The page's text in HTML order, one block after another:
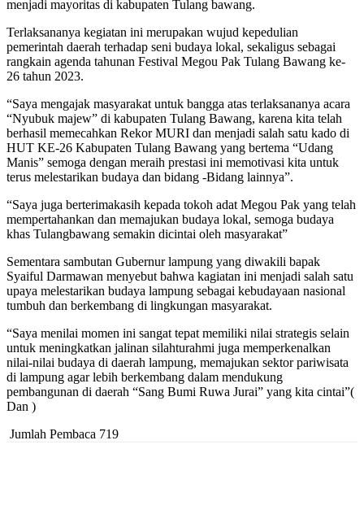
menjadi mayoritas di kabupaten Tulang bawang.
Terlaksananya kegiatan ini merupakan wujud kepedulian
pemerintah daerah terhadap seni budaya lokal, sekaligus sebagai
rangkain agenda tahunan Festival Megou Pak Tulang Bawang ke-
26 tahun 2023.
“Saya mengajak masyarakat untuk bangga atas terlaksananya acara
“Nyubuk majew” di kabupaten Tulang Bawang, karena kita telah
berhasil memecahkan Rekor MURI dan menjadi salah satu kado di
HUT KE-26 Kabupaten Tulang Bawang yang bertema “Udang
Manis” semoga dengan meraih prestasi ini memotivasi kita untuk
terus melestarikan budaya dan bidang -Bidang lainnya”.
“Saya juga berterimakasih kepada tokoh adat Megou Pak yang telah
mempertahankan dan memajukan budaya lokal, semoga budaya
khas Tulangbawang semakin dicintai oleh masyarakat”
Sementara sambutan Gubernur lampung yang diwakili bapak
Syaiful Darmawan menyebut bahwa kagiatan ini menjadi salah satu
upaya melestarikan budaya lampung sebagai kebudayaan nasional
tumbuh dan berkembang di lingkungan masyarakat.
“Saya menilai momen ini sangat tepat memiliki nilai strategis selain
untuk meningkatkan jalinan silahturahmi juga memperkenalkan
nilai-nilai budaya di daerah lampung, memajukan sektor pariwisata
di lampung agar lebih berkembang dalam mendukung
pembangunan di daerah “Sang Bumi Ruwa Jurai” yang kita cintai”(
Dan )
Jumlah Pembaca 719